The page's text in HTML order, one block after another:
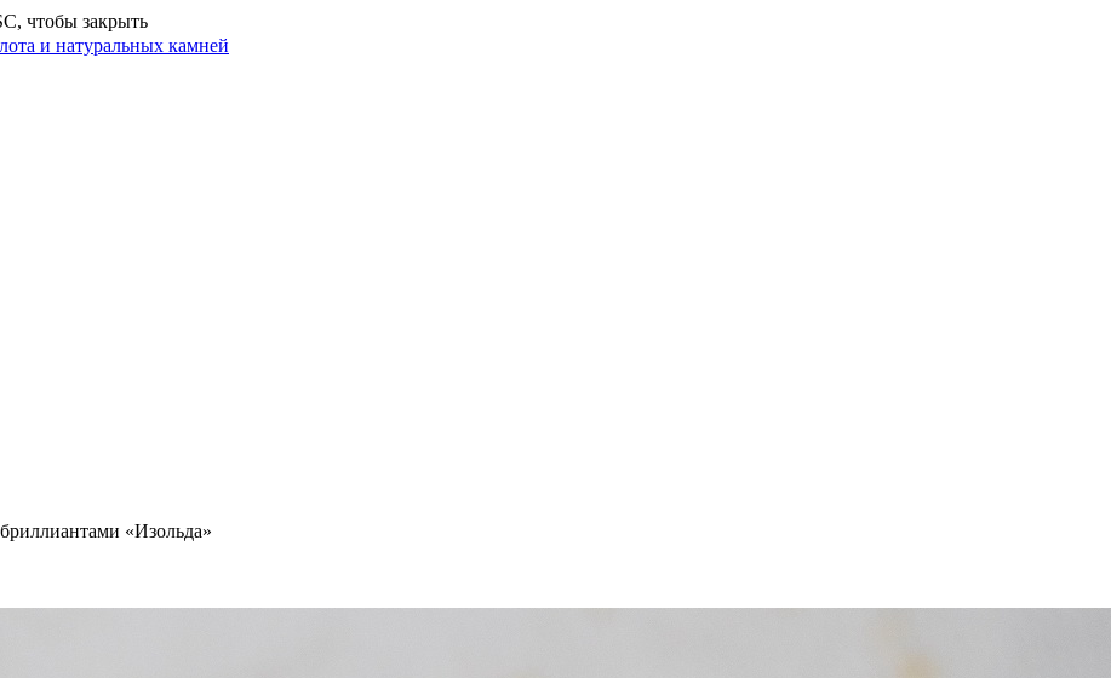
чтобы закрыть
«Изольда»